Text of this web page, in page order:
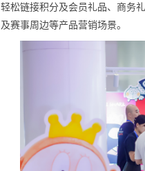
轻松链接积分及会员礼品、商务
及赛事周边等产品营销场景。